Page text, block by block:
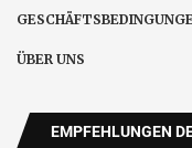
ÜBER UNS
EMPFEHLUNGEN